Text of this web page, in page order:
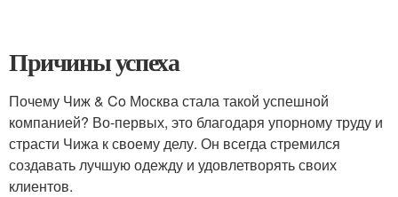
Причины успеха
Почему Чиж & Co Москва стала такой успешной
компанией? Во-первых, это благодаря упорному труду и
страсти Чижа к своему делу. Он всегда стремился
создавать лучшую одежду и удовлетворять своих
клиентов.